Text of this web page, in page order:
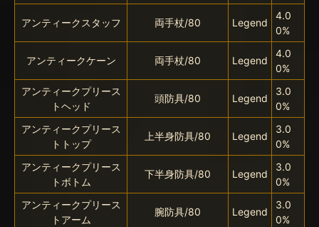
アンティークスタッフ 両手杖/80 Legend
4.0
0%
アンティークケーン 両手杖/80 Legend
4.0
0%
アンティークプリース
トヘッド
頭防具/80 Legend
3.0
0%
アンティークプリース
トトップ
上半身防具/80 Legend
3.0
0%
アンティークプリース
トボトム
下半身防具/80 Legend
3.0
0%
アンティークプリース
トアーム
腕防具/80 Legend
3.0
0%